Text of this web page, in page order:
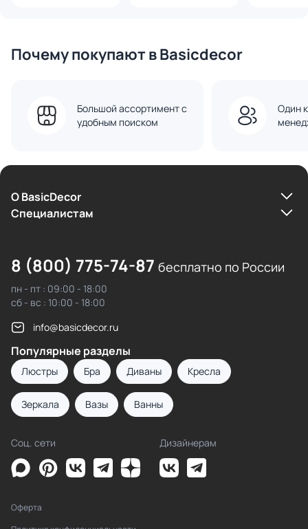
Почему покупают в Basicdecor
Большой ассортимент с
удобным поиском
Один
О BasicDecor
Cпециалистам
8 (800) 775-74-87 бесплатно по России
пн - пт : 09:00 - 18:00
сб - вс : 10:00 - 18:00
info@basicdecor.ru
Популярные разделы
Люстры Бра Диваны Кресла
Зеркала Вазы Ванны
Соц. сети Дизайнерам
Оферта